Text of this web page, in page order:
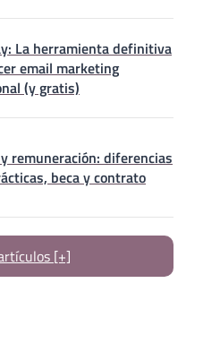
La herramienta definitiva
email marketing
(y gratis)
remuneración: diferencias
beca y contrato
[+]